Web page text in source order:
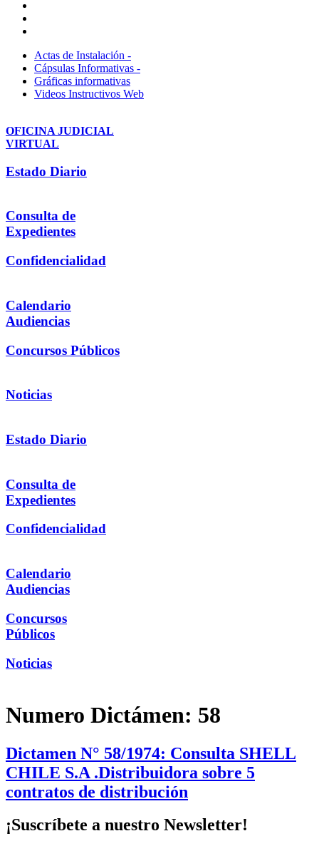
Actas de Instalación -
Cápsulas Informativas -
Gráficas informativas
Videos Instructivos Web
OFICINA JUDICIAL
VIRTUAL
Estado Diario
Consulta de
Expedientes
Confidencialidad
Calendario
Audiencias
Concursos Públicos
Noticias
Estado Diario
Consulta de
Expedientes
Confidencialidad
Calendario
Audiencias
Concursos
Públicos
Noticias
Numero Dictámen: 58
Dictamen N° 58/1974: Consulta SHELL
CHILE S.A .Distribuidora sobre 5
contratos de distribución
¡Suscríbete a nuestro Newsletter!